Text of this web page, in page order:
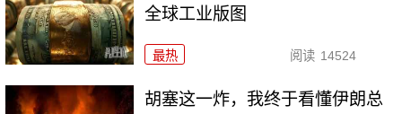
全球工业版图
最热 阅读 14524
胡塞这一炸，我终于看懂伊朗总